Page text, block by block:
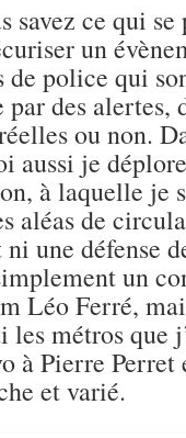
savez ce qui se
un
police qui
des
ou non.
aussi je
à laquelle je
aléas de
ni une défense
un
Léo Ferré,
métros que
à Pierre Perret
et varié.